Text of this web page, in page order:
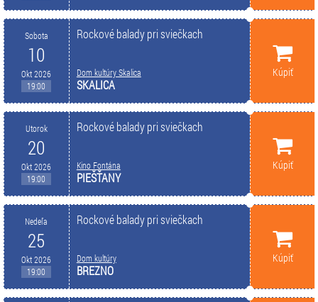
Sobota
10
Okt 2026
19:00
Rockové balady pri sviečkach
Dom kultúry Skalica
SKALICA
Kúpiť
Utorok
20
Okt 2026
19:00
Rockové balady pri sviečkach
Kino Fontána
PIEŠŤANY
Kúpiť
Nedeľa
25
Okt 2026
19:00
Rockové balady pri sviečkach
Dom kultúry
BREZNO
Kúpiť